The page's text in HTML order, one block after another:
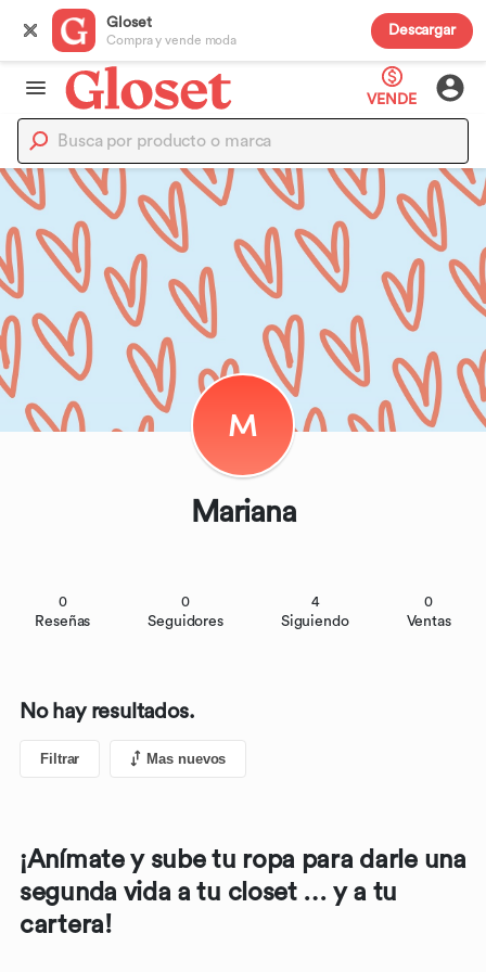
Gloset
Compra y vende moda
Descargar
VENDE
M
Mariana
0
Reseñas
0
Seguidores
4
Siguiendo
0
Ventas
No hay resultados.
Filtrar Mas nuevos
¡Anímate y sube tu ropa para darle una
segunda vida a tu closet … y a tu
cartera!